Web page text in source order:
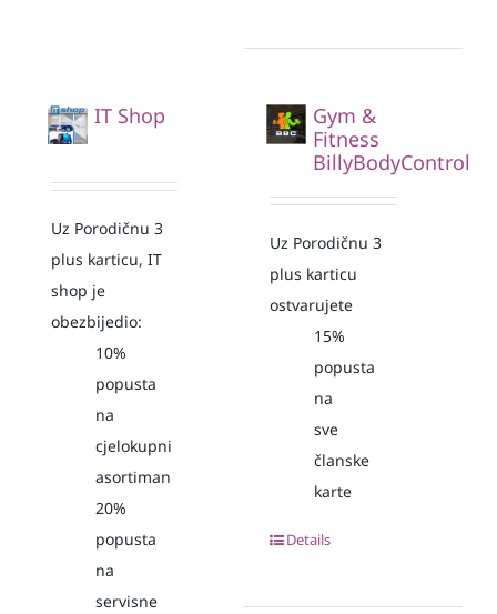
IT Shop
Uz Porodičnu 3
plus karticu, IT
shop je
obezbijedio:
10%
popusta
na
cjelokupni
asortiman
20%
popusta
na
servisne
Gym &
Fitness
BillyBodyControl
Uz Porodičnu 3
plus karticu
ostvarujete
15%
popusta
na
sve
članske
karte
Details